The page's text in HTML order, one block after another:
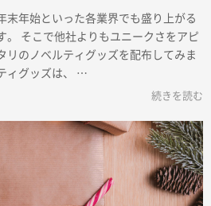
末年始といった各業界でも盛り上がる
。 そこで他社よりもユニークさをアピ
リのノベルティグッズを配布してみま
ィグッズは、 …
続きを読む